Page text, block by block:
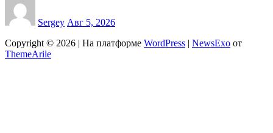
Sergey Авг 5, 2026
Copyright © 2026 | На платформе WordPress NewsExo от
ThemeArile